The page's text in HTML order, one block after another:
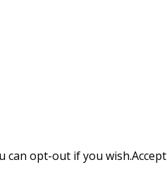
can opt-out if you wish.Accept